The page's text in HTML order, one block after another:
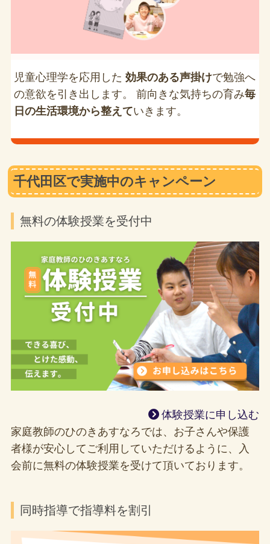
児童心理学を応用した 効果のある声掛けで勉強へ
の意欲を引き出します。 前向きな気持ちの育み毎
日の生活環境から整えていきます。
千代田区で実施中のキャンペーン
無料の体験授業を受付中
体験授業に申し込む
家庭教師のひのきあすなろでは、お子さんや保護
者様が安心してご利用していただけるように、入
会前に無料の体験授業を受けて頂いております。
同時指導で指導料を割引